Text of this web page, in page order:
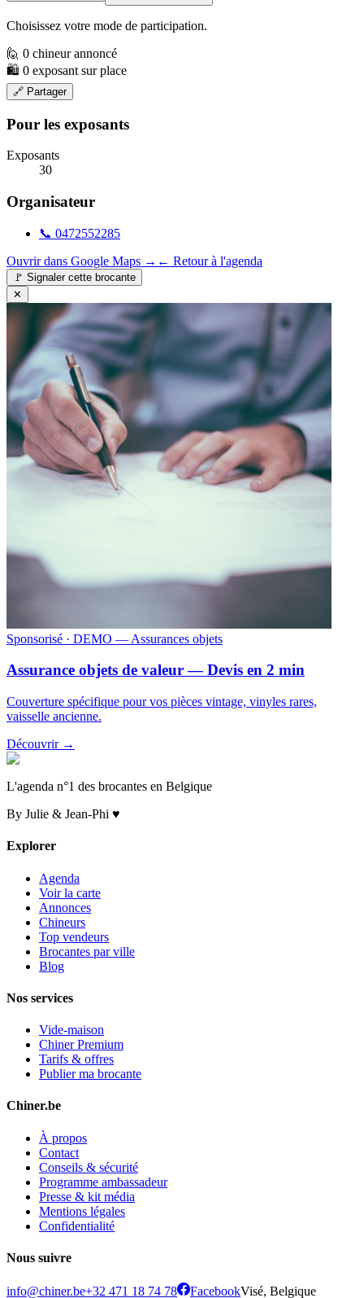
Choisissez votre mode de participation.
🙋 0 chineur annoncé
🛍️ 0 exposant sur place
🔗 Partager
Pour les exposants
Exposants
30
Organisateur
📞 0472552285
Ouvrir dans Google Maps → ← Retour à l'agenda
🚩 Signaler cette brocante
✕
Sponsorisé · DEMO — Assurances objets
Assurance objets de valeur — Devis en 2 min
Couverture spécifique pour vos pièces vintage, vinyles rares,
vaisselle ancienne.
Découvrir →
L'agenda n°1 des brocantes en Belgique
By Julie & Jean-Phi ♥
Explorer
Agenda
Voir la carte
Annonces
Chineurs
Top vendeurs
Brocantes par ville
Blog
Nos services
Vide-maison
Chiner Premium
Tarifs & offres
Publier ma brocante
Chiner.be
À propos
Contact
Conseils & sécurité
Programme ambassadeur
Presse & kit média
Mentions légales
Confidentialité
Nous suivre
info@chiner.be+32 471 18 74 78 FacebookVisé, Belgique